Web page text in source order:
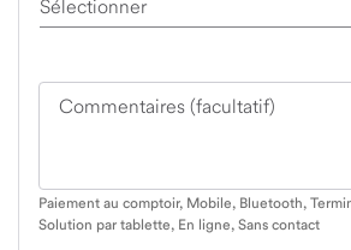
Commentaires (facultatif)
Paiement au comptoir, Mobile, Bluetooth,
Solution par tablette, En ligne, Sans contact